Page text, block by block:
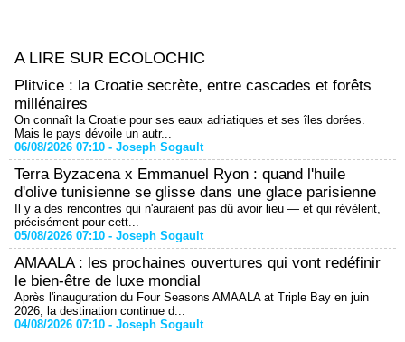
A LIRE SUR ECOLOCHIC
Plitvice : la Croatie secrète, entre cascades et forêts
millénaires
On connaît la Croatie pour ses eaux adriatiques et ses îles dorées.
Mais le pays dévoile un autr...
06/08/2026 07:10 - Joseph Sogault
Terra Byzacena x Emmanuel Ryon : quand l'huile
d'olive tunisienne se glisse dans une glace parisienne
Il y a des rencontres qui n'auraient pas dû avoir lieu — et qui révèlent,
précisément pour cett...
05/08/2026 07:10 - Joseph Sogault
AMAALA : les prochaines ouvertures qui vont redéfinir
le bien-être de luxe mondial
Après l'inauguration du Four Seasons AMAALA at Triple Bay en juin
2026, la destination continue d...
04/08/2026 07:10 - Joseph Sogault